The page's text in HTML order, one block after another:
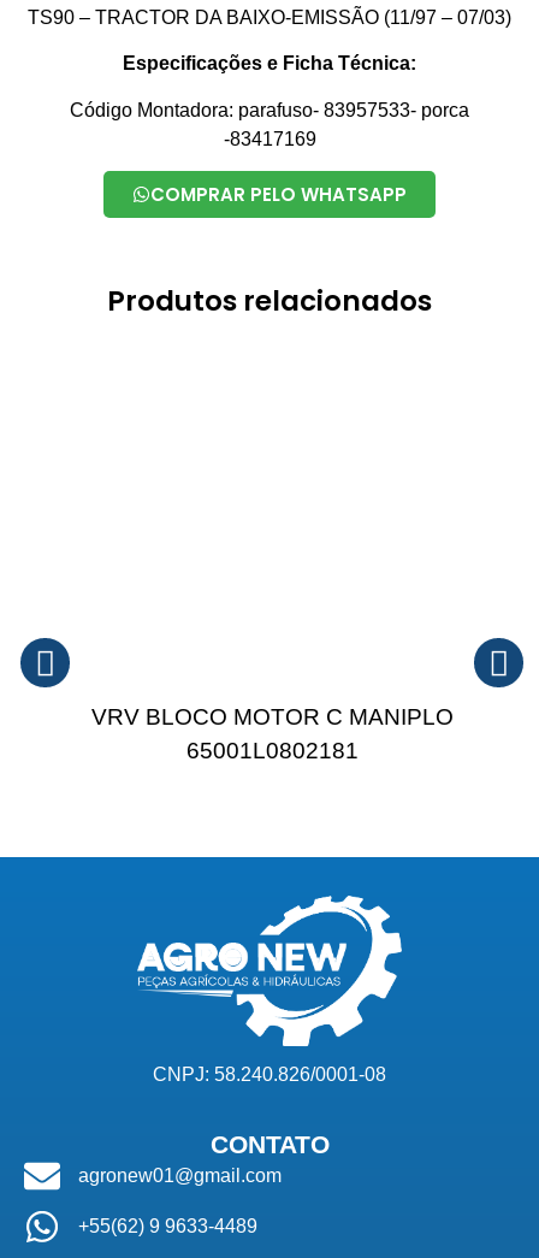
TS90 – TRACTOR DA BAIXO-EMISSÃO (11/97 – 07/03)
Especificações e Ficha Técnica:
Código Montadora: parafuso- 83957533- porca
-83417169
COMPRAR PELO WHATSAPP
Produtos relacionados
VRV BLOCO MOTOR C MANIPLO
65001L0802181
CNPJ: 58.240.826/0001-08
CONTATO
agronew01@gmail.com
+55(62) 9 9633-4489